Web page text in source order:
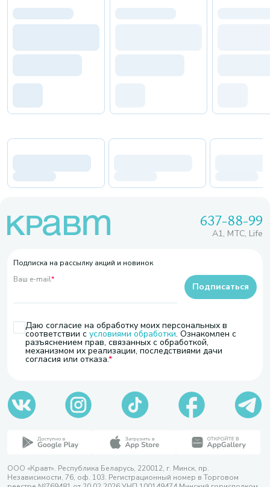
637-88-99
A1, МТС, Life
Подписка на рассылку акций и новинок
Ваш e-mail*
Даю согласие на обработку моих персональных в
соответствии с условиями обработки. Ознакомлен с
разъяснением прав, связанных с обработкой,
механизмом их реализации, последствиями дачи
согласия или отказа.
Подписаться
ООО «Кравт». Республика Беларусь, 220012, г. Минск, пр.
Независимости, 76, оф. 103. Регистрационный номер в Торговом